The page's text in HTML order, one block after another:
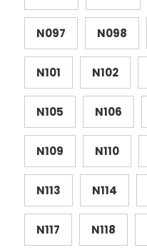
N097 N098
N101 N102
N105 N106
N109 N110
N113 N114
N117 N118